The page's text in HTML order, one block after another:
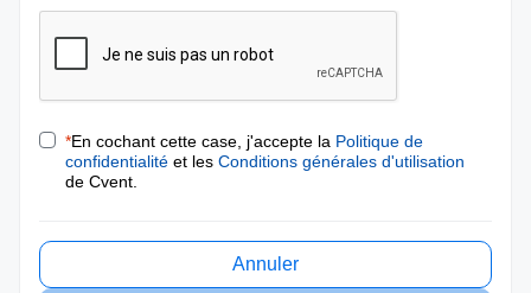
*En cochant cette case, j'accepte la Politique de
confidentialité et les Conditions générales d'utilisation
de Cvent.
Annuler